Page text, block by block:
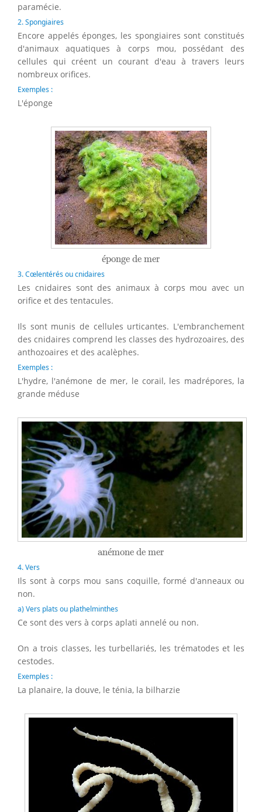
paramécie.
2. Spongiaires
Encore appelés éponges, les spongiaires sont constitués
d'animaux aquatiques à corps mou, possédant des
cellules qui créent un courant d'eau à travers leurs
nombreux orifices.
Exemples :
L'éponge
éponge de mer
éponge de mer
3. Cœlentérés ou cnidaires
Les cnidaires sont des animaux à corps mou avec un
orifice et des tentacules.
Ils sont munis de cellules urticantes. L'embranchement
des cnidaires comprend les classes des hydrozoaires, des
anthozoaires et des acalèphes.
Exemples :
L'hydre, l'anémone de mer, le corail, les madrépores, la
grande méduse
anémone de mer
anémone de mer
4. Vers
Ils sont à corps mou sans coquille, formé d'anneaux ou
non.
a) Vers plats ou plathelminthes
Ce sont des vers à corps aplati annelé ou non.
On a trois classes, les turbellariés, les trématodes et les
cestodes.
Exemples :
La planaire, la douve, le ténia, la bilharzie